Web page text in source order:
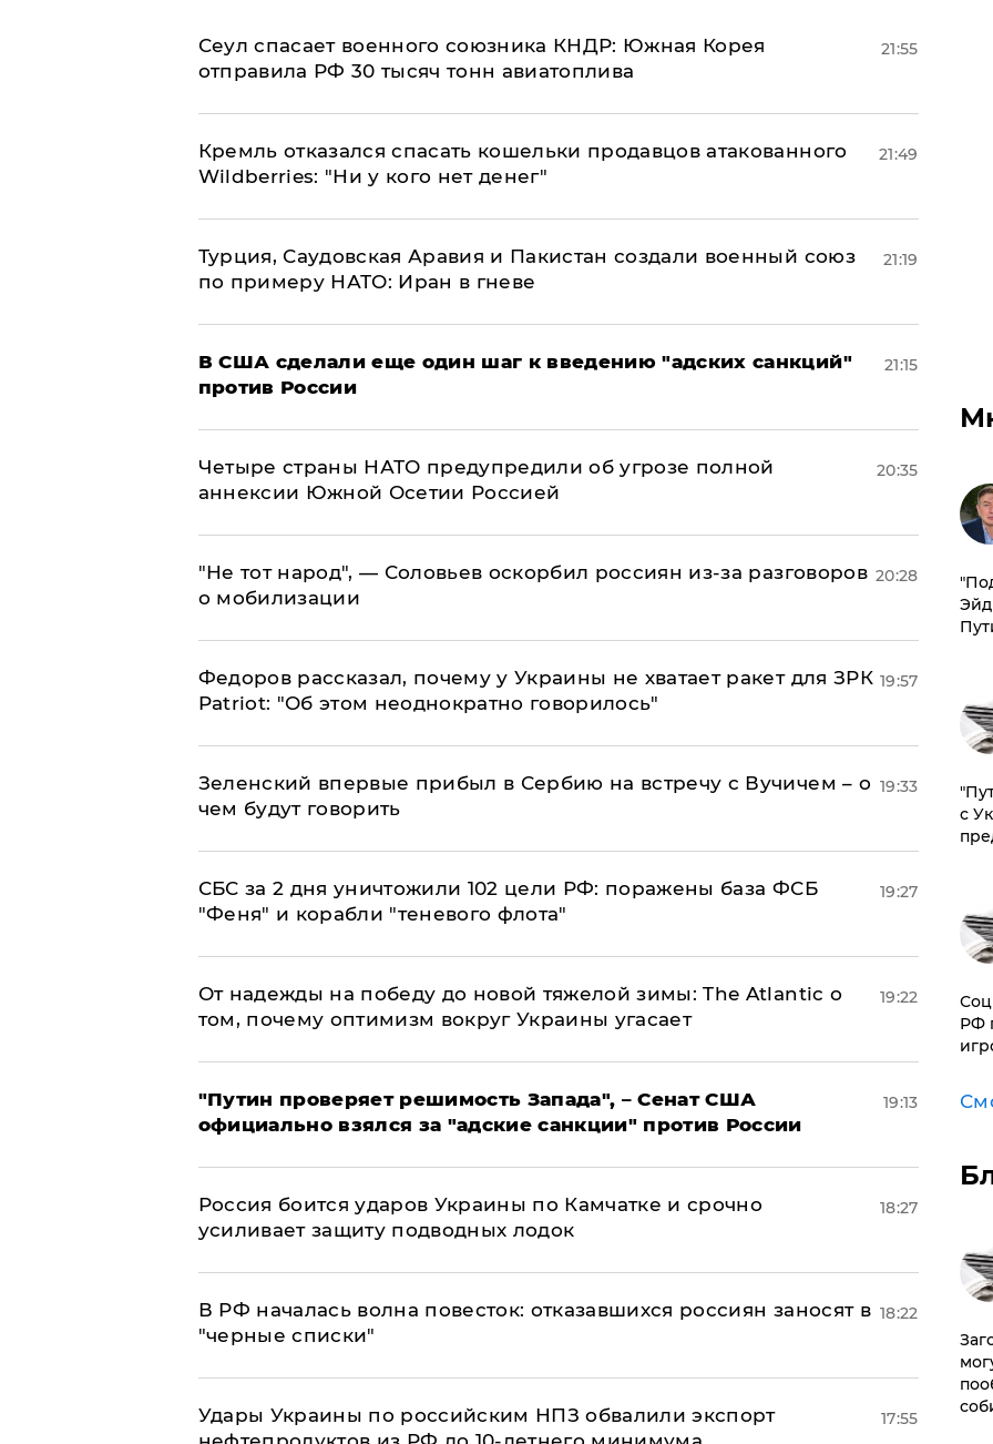
​Сеул спасает военного союзника КНДР: Южная Корея
отправила РФ 30 тысяч тонн авиатоплива
21:55
Кремль отказался спасать кошельки продавцов атакованного
Wildberries: "Ни у кого нет денег"
21:49
Турция, Саудовская Аравия и Пакистан создали военный союз
по примеру НАТО: Иран в гневе
21:19
В США сделали еще один шаг к введению "адских санкций"
против России
21:15
Четыре страны НАТО предупредили об угрозе полной
аннексии Южной Осетии Россией
20:35
​"Не тот народ", — Соловьев оскорбил россиян из-за разговоров
о мобилизации
20:28
Федоров рассказал, почему у Украины не хватает ракет для ЗРК
Patriot: "Об этом неоднократно говорилось"
19:57
Зеленский впервые прибыл в Сербию на встречу с Вучичем – о
чем будут говорить
19:33
СБС за 2 дня уничтожили 102 цели РФ: поражены база ФСБ
"Феня" и корабли "теневого флота"
19:27
От надежды на победу до новой тяжелой зимы: The Atlantic о
том, почему оптимизм вокруг Украины угасает
19:22
"Путин проверяет решимость Запада", – Сенат США
официально взялся за "адские санкции" против России
19:13
Россия боится ударов Украины по Камчатке и срочно
усиливает защиту подводных лодок
18:27
​В РФ началась волна повесток: отказавшихся россиян заносят в
"черные списки"
18:22
Удары Украины по российским НПЗ обвалили экспорт
17:55
с
РФ